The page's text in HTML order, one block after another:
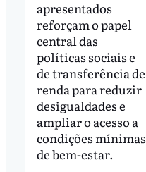
apresentados
reforçam o papel
central das
políticas sociais e
de transferência de
renda para reduzir
desigualdades e
ampliar o acesso a
condições mínimas
de bem-estar.